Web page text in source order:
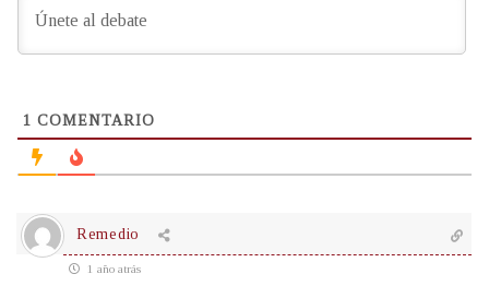
1 COMENTARIO
Remedio
1 año atrás